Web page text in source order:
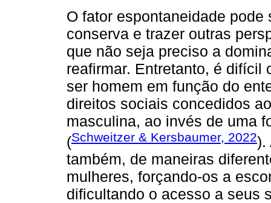
O fator espontaneidade
conserva e trazer outras
que não seja preciso a
reafirmar. Entretanto, é difícil
ser homem em função do
direitos sociais concedidos
masculina, ao invés de uma
(Schweitzer & Kersbaumer, 2022).
também, de maneiras
mulheres, forçando-os a
dificultando o acesso a seus